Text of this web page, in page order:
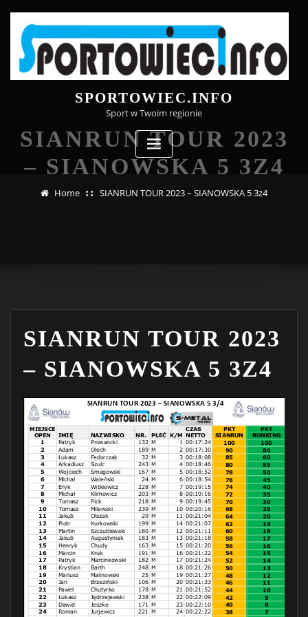
content
SPORTOWIEC.INFO
Sport w Twoim regionie
SIANRUN TOUR 2023
– SIANOWSKA 5 3Z4
Home SIANRUN TOUR 2023 – SIANOWSKA 5 3z4
SIANRUN TOUR 2023
– SIANOWSKA 5 3Z4